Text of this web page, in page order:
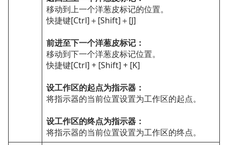
移动到上一个洋葱皮标记的位置。
快捷键[Ctrl]＋[Shift]＋[J]
前进至下一个洋葱皮标记：
移动到下一个洋葱皮标记位置。
快捷键[Ctrl] + [Shift] + [K]
设工作区的起点为指示器：
将指示器的当前位置设置为工作区的起点。
设工作区的终点为指示器：
将指示器的当前位置设置为工作区的终点。